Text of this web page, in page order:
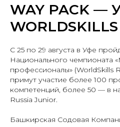
WAY PACK —
WORLDSKILLS
С 25 по 29 августа в Уфе
Национального чемпионата
профессионалы» (WorldSkills
примут участие более 100
компетенций, более 50 — в
Russia Junior.
Башкирская Содовая